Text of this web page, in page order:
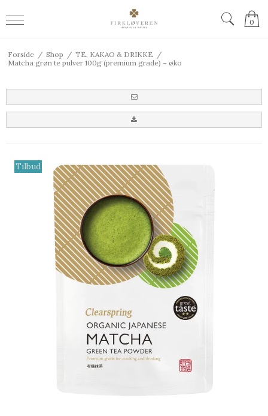
0
Forside / Shop / TE, KAKAO & DRIKKE /
Matcha grøn te pulver 100g (premium grade) – øko
Tilbud